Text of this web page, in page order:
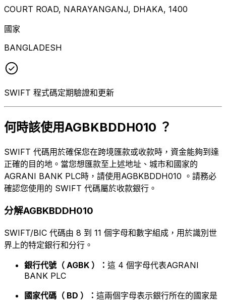
COURT ROAD, NARAYANGANJ, DHAKA, 1400
國家
BANGLADESH
SWIFT 程式碼定期驗證和更新
何時該使用AGBKBDDH010 ？
SWIFT 代碼用於確保您在跨境匯款或收款時，資金能夠到達
正確的目的地。當您想匯款至上述地址、城市和國家的
AGRANI BANK PLC時，請使用AGBKBDDH010 。請務必
確認您使用的 SWIFT 代碼屬於收款銀行。
分解AGBKBDDH010
SWIFT/BIC 代碼由 8 到 11 個字母和數字組成，用於識別世
界上的特定銀行和分行。
銀行代號（ AGBK ）： 這 4 個字母代表AGRANI
BANK PLC
國家代碼（ BD ）： 這兩個字母表示銀行所在的國家是